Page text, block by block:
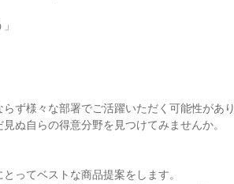
ず様々な部署でご活躍いただく可能性があ
ぬ自らの得意分野を見つけてみませんか。
ってベストな商品提案をします。